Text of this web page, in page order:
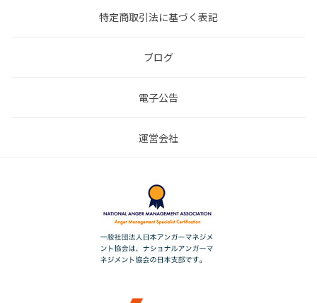
特定商取引法に基づく表記
ブログ
電子公告
運営会社